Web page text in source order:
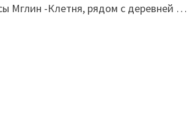
Мглин -Клетня, рядом с деревней …